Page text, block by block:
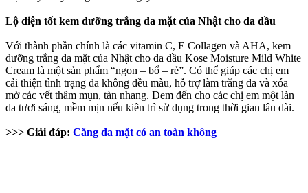
Lộ diện tốt kem dưỡng trắng da mặt của Nhật cho da dầu
Với thành phần chính là các vitamin C, E Collagen và AHA, kem
dưỡng trắng da mặt của Nhật cho da dầu Kose Moisture Mild White
Cream là một sản phẩm “ngon – bổ – rẻ”. Có thể giúp các chị em
cải thiện tình trạng da không đều màu, hỗ trợ làm trắng da và xóa
mờ các vết thâm mụn, tàn nhang. Đem đến cho các chị em một làn
da tươi sáng, mềm mịn nếu kiên trì sử dụng trong thời gian lâu dài.
>>> Giải đáp: Căng da mặt có an toàn không